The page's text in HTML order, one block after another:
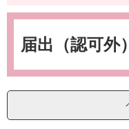
本
届出（認可外